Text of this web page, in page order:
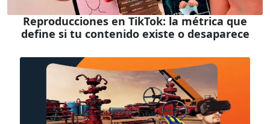
Reproducciones en TikTok: la métrica que
define si tu contenido existe o desaparece